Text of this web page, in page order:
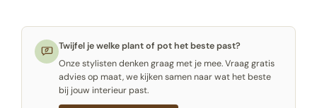
Twijfel je welke plant of pot het beste past?
Onze stylisten denken graag met je mee. Vraag gratis
advies op maat, we kijken samen naar wat het beste
bij jouw interieur past.